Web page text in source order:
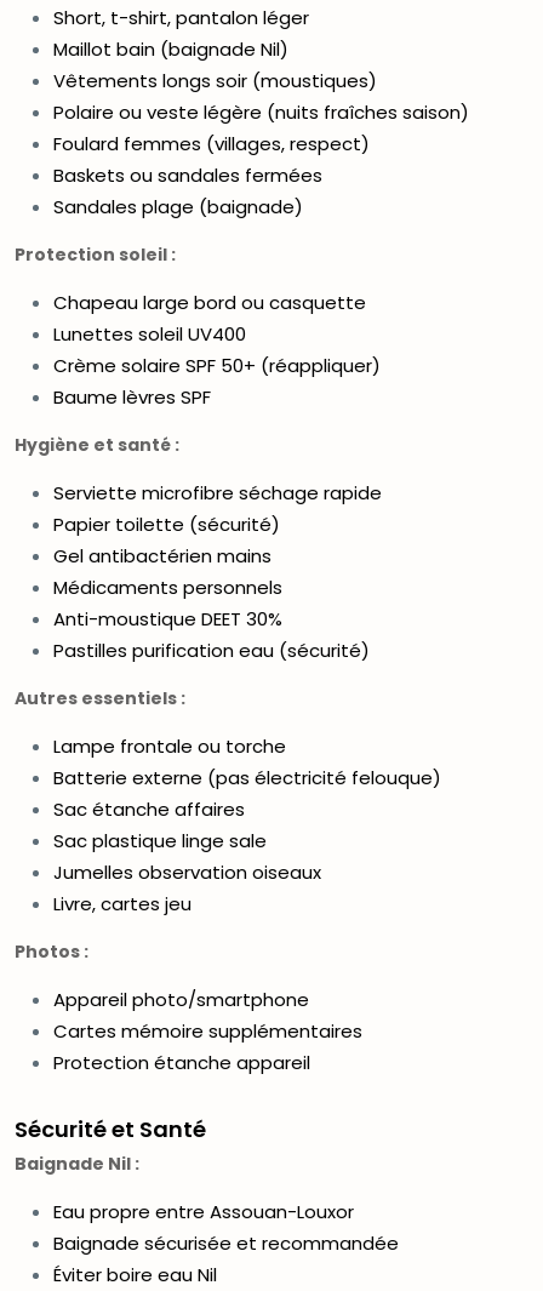
Short, t-shirt, pantalon léger
Maillot bain (baignade Nil)
Vêtements longs soir (moustiques)
Polaire ou veste légère (nuits fraîches saison)
Foulard femmes (villages, respect)
Baskets ou sandales fermées
Sandales plage (baignade)
Protection soleil :
Chapeau large bord ou casquette
Lunettes soleil UV400
Crème solaire SPF 50+ (réappliquer)
Baume lèvres SPF
Hygiène et santé :
Serviette microfibre séchage rapide
Papier toilette (sécurité)
Gel antibactérien mains
Médicaments personnels
Anti-moustique DEET 30%
Pastilles purification eau (sécurité)
Autres essentiels :
Lampe frontale ou torche
Batterie externe (pas électricité felouque)
Sac étanche affaires
Sac plastique linge sale
Jumelles observation oiseaux
Livre, cartes jeu
Photos :
Appareil photo/smartphone
Cartes mémoire supplémentaires
Protection étanche appareil
Sécurité et Santé
Baignade Nil :
Eau propre entre Assouan-Louxor
Baignade sécurisée et recommandée
Éviter boire eau Nil